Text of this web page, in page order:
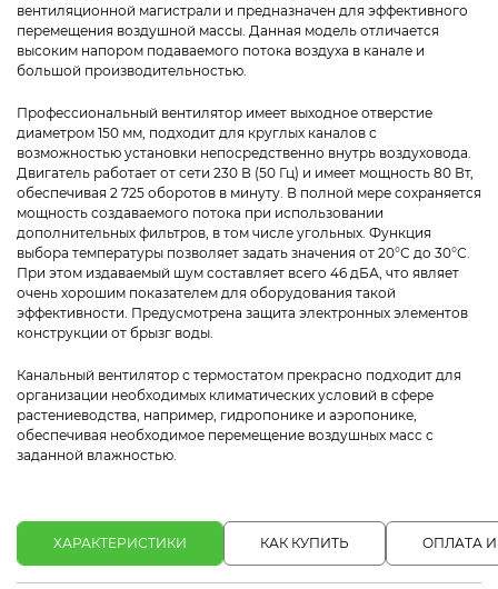
вентиляционной магистрали и предназначен для эффективного
перемещения воздушной массы. Данная модель отличается
высоким напором подаваемого потока воздуха в канале и
большой производительностью.
Профессиональный вентилятор имеет выходное отверстие
диаметром 150 мм, подходит для круглых каналов с
возможностью установки непосредственно внутрь воздуховода.
Двигатель работает от сети 230 В (50 Гц) и имеет мощность 80 Вт,
обеспечивая 2 725 оборотов в минуту. В полной мере сохраняется
мощность создаваемого потока при использовании
дополнительных фильтров, в том числе угольных. Функция
выбора температуры позволяет задать значения от 20°С до 30°С.
При этом издаваемый шум составляет всего 46 дБА, что являет
очень хорошим показателем для оборудования такой
эффективности. Предусмотрена защита электронных элементов
конструкции от брызг воды.
Канальный вентилятор с термостатом прекрасно подходит для
организации необходимых климатических условий в сфере
растениеводства, например, гидропонике и аэропонике,
обеспечивая необходимое перемещение воздушных масс с
заданной влажностью.
ХАРАКТЕРИСТИКИ КАК КУПИТЬ ОПЛАТА